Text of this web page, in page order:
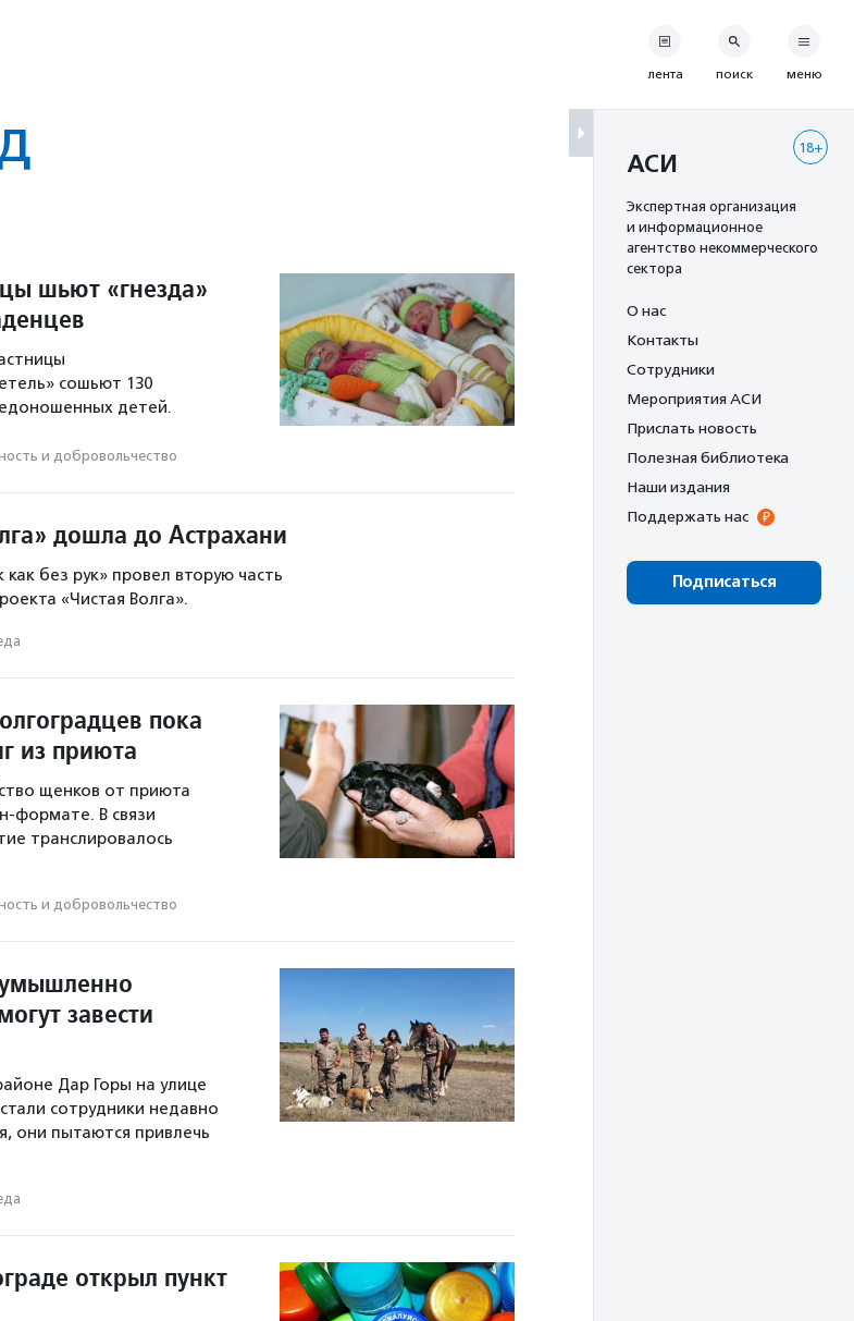
шьют «гнезда»
сошьют 130
детей.
и доброволь­чест­во
дошла до Астрахани
без рук» провел вторую часть
«Чистая Волга».
пока
из приюта
щенков от приюта
формате. В связи
транслировалось
и доброволь­чест­во
завести
Дар Горы на улице
сотрудники недавно
они пытаются привлечь
открыл пункт
лента поиск меню
18+
АСИ
Экспертная организация
и информационное
агентство некоммерческого
сектора
О нас
Контакты
Сотрудники
Мероприятия АСИ
Прислать новость
Полезная библиотека
Наши издания
Поддержать нас
Подписаться